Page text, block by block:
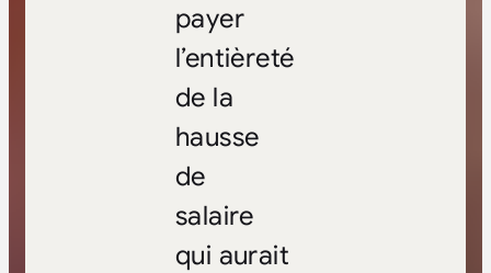
payer
l’entièreté
de la
hausse
de
salaire
qui aurait